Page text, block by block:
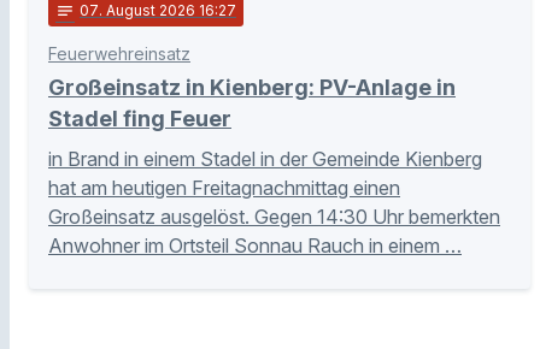
notes 07. August 2026 16:27
Feuerwehreinsatz
Großeinsatz in Kienberg: PV-Anlage in
Stadel fing Feuer
in Brand in einem Stadel in der Gemeinde Kienberg
hat am heutigen Freitagnachmittag einen
Großeinsatz ausgelöst. Gegen 14:30 Uhr bemerkten
Anwohner im Ortsteil Sonnau Rauch in einem …